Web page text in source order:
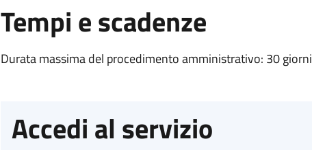
Tempi e scadenze
Durata massima del procedimento amministrativo: 30 giorni
Accedi al servizio